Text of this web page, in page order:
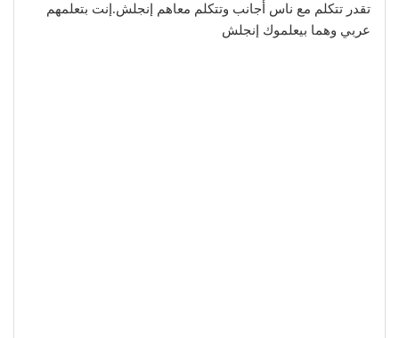
تقدر تتكلم مع ناس أجانب وتتكلم معاهم إنجلش.إنت بتعلمهم
عربي وهما بيعلموك إنجلش